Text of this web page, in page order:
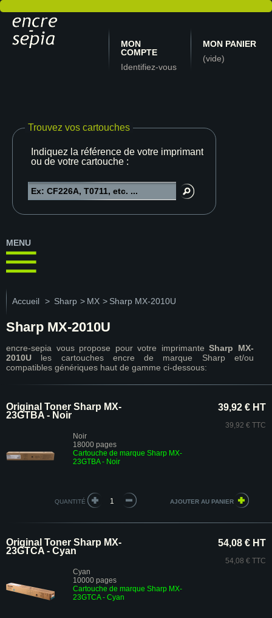
MON
COMPTE
Identifiez-vous
MON PANIER
(vide)
Trouvez vos cartouches
Indiquez la référence de votre imprimante
ou de votre cartouche :
MENU
Accueil > Sharp > MX > Sharp MX-2010U
Sharp MX-2010U
encre-sepia vous propose pour votre imprimanteSharp MX-
2010U les cartouches encre de marque Sharp et/ou
compatibles génériques haut de gamme ci-dessous:
Original Toner Sharp MX-
23GTBA - Noir
Noir
18000 pages
Cartouche de marque Sharp MX-
23GTBA - Noir
39,92 € HT
39,92 € TTC
QUANTITÉ
Original Toner Sharp MX-
23GTCA - Cyan
Cyan
10000 pages
Cartouche de marque Sharp MX-
23GTCA - Cyan
54,08 € HT
54,08 € TTC